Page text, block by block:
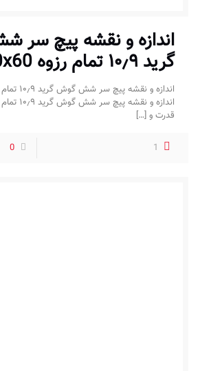
اندازه و نقشه پیچ
گرید ۱۰٫۹ تمام رزوه M20x60
قدرت و […]
1
0